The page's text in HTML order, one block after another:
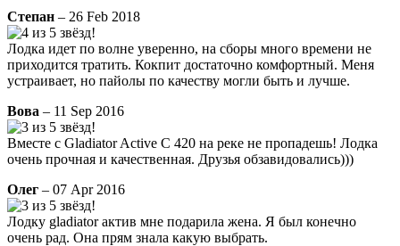
Степан – 26 Feb 2018
Лодка идет по волне уверенно, на сборы много времени не
приходится тратить. Кокпит достаточно комфортный. Меня
устраивает, но пайолы по качеству могли быть и лучше.
Вова – 11 Sep 2016
Вместе с Gladiator Active С 420 на реке не пропадешь! Лодка
очень прочная и качественная. Друзья обзавидовались)))
Олег – 07 Apr 2016
Лодку gladiator актив мне подарила жена. Я был конечно
очень рад. Она прям знала какую выбрать.